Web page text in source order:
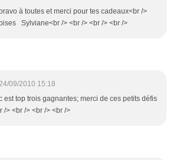
à toutes et merci pour tes cadeaux<br />
Sylviane<br /> <br /> <br /> <br />
09/2010 15:18
est top trois gagnantes; merci de ces petits défis
/> <br /> <br /> <br />